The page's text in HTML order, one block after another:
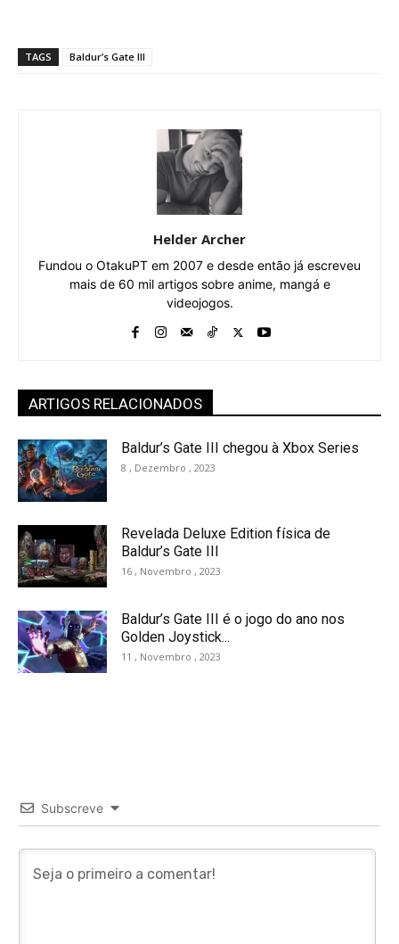
TAGS Baldur’s Gate III
Helder Archer
Fundou o OtakuPT em 2007 e desde então já escreveu
mais de 60 mil artigos sobre anime, mangá e
videojogos.
ARTIGOS RELACIONADOS
Baldur’s Gate III chegou à Xbox Series
8 , Dezembro , 2023
Revelada Deluxe Edition física de
Baldur’s Gate III
16 , Novembro , 2023
Baldur’s Gate III é o jogo do ano nos
Golden Joystick...
11 , Novembro , 2023
Subscreve